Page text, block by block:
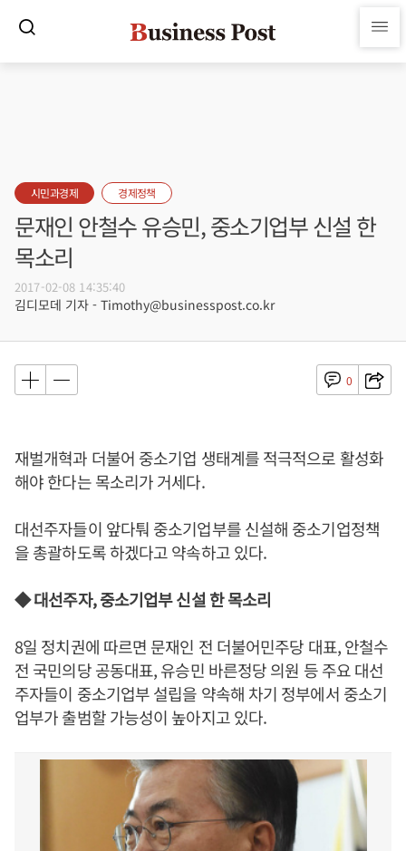
시민과경제 경제정책
문재인 안철수 유승민, 중소기업부 신설 한
목소리
2017-02-08 14:35:40
김디모데 기자 - Timothy@businesspost.co.kr
0
재벌개혁과 더불어 중소기업 생태계를 적극적으로 활성화
해야 한다는 목소리가 거세다.
대선주자들이 앞다퉈 중소기업부를 신설해 중소기업정책
을 총괄하도록 하겠다고 약속하고 있다.
◆ 대선주자, 중소기업부 신설 한 목소리
8일 정치권에 따르면 문재인 전 더불어민주당 대표, 안철수
전 국민의당 공동대표, 유승민 바른정당 의원 등 주요 대선
주자들이 중소기업부 설립을 약속해 차기 정부에서 중소기
업부가 출범할 가능성이 높아지고 있다.